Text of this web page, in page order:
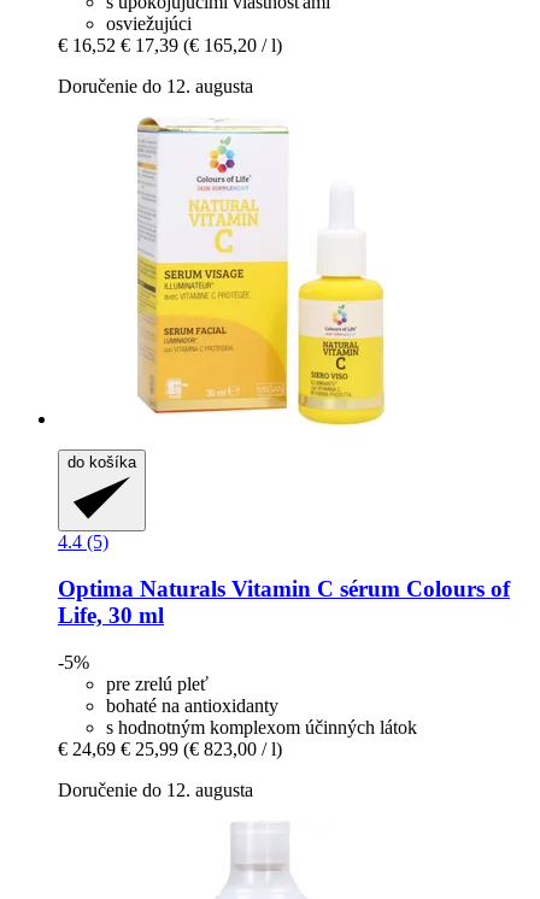
osviežujúci
€ 16,52 € 17,39 (€ 165,20 / l)
Doručenie do 12. augusta
do košíka
4.4 (5)
Optima Naturals Vitamin C sérum Colours of
Life, 30 ml
-5%
pre zrelú pleť
bohaté na antioxidanty
s hodnotným komplexom účinných látok
€ 24,69 € 25,99 (€ 823,00 / l)
Doručenie do 12. augusta